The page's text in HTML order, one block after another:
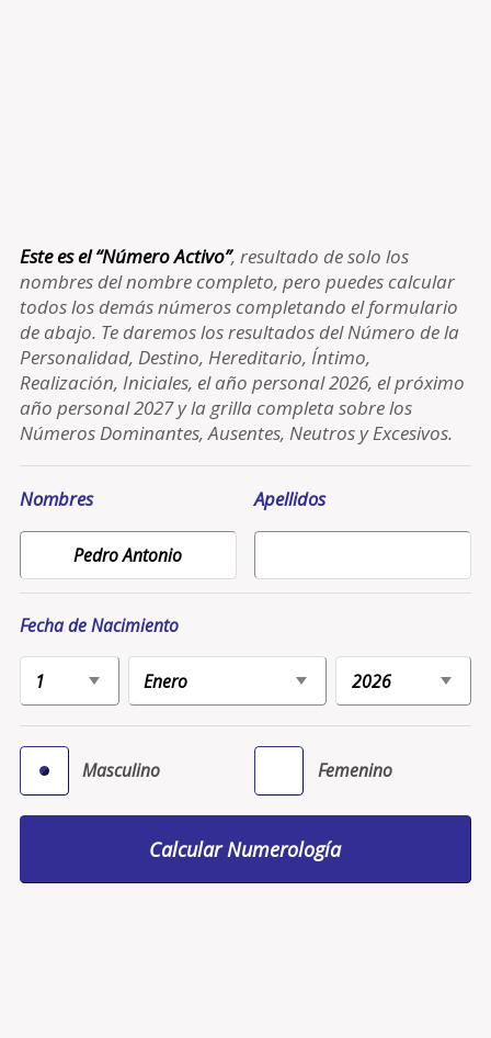
Este es el “Número Activo”, resultado de solo los
nombres del nombre completo, pero puedes calcular
todos los demás números completando el formulario
de abajo. Te daremos los resultados del Número de la
Personalidad, Destino, Hereditario, Íntimo,
Realización, Iniciales, el año personal 2026, el próximo
año personal 2027 y la grilla completa sobre los
Números Dominantes, Ausentes, Neutros y Excesivos.
Nombres Apellidos
Fecha de Nacimiento
Masculino Femenino